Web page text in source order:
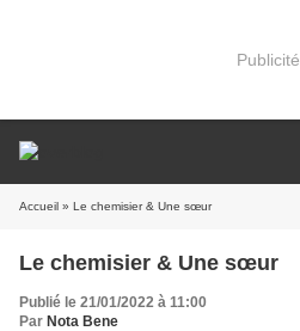
Publicité
Accueil » Le chemisier & Une sœur
Le chemisier & Une sœur
Publié le 21/01/2022 à 11:00
Par Nota Bene